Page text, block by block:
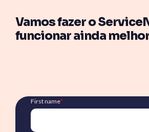
Vamos fazer o
funcionar ainda
First name*